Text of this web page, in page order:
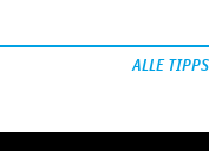
ALLE TIPPS